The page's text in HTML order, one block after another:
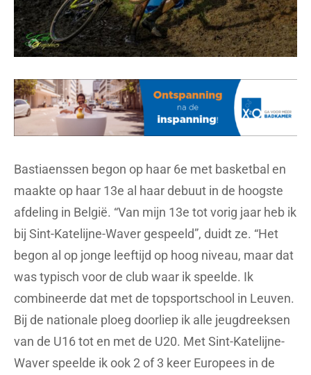
Bastiaenssen begon op haar 6e met basketbal en
maakte op haar 13e al haar debuut in de hoogste
afdeling in België. “Van mijn 13e tot vorig jaar heb ik
bij Sint-Katelijne-Waver gespeeld”, duidt ze. “Het
begon al op jonge leeftijd op hoog niveau, maar dat
was typisch voor de club waar ik speelde. Ik
combineerde dat met de topsportschool in Leuven.
Bij de nationale ploeg doorliep ik alle jeugdreeksen
van de U16 tot en met de U20. Met Sint-Katelijne-
Waver speelde ik ook 2 of 3 keer Europees in de